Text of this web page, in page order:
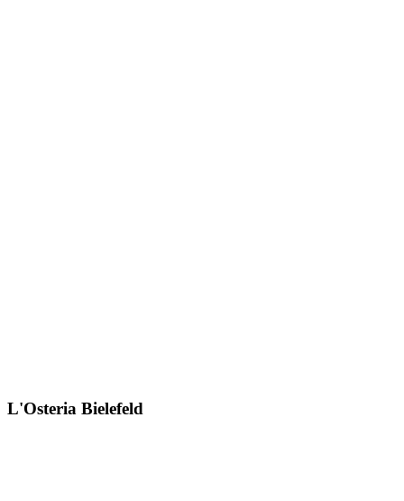
L'Osteria Bielefeld